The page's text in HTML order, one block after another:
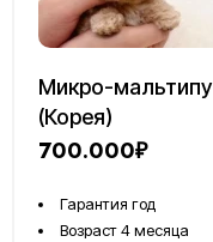
Микро-мальтипу
(Корея)
700.000₽
Гарантия год
Возраст 4 месяца